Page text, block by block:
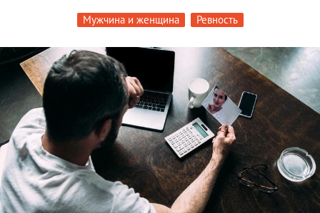
Мужчина и женщина Ревность